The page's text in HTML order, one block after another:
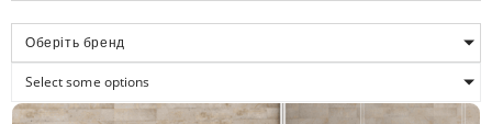
Оберіть бренд
Select some options